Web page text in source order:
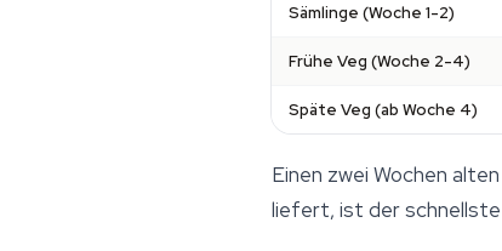
Sämlinge (Woche 1-2)
Frühe Veg (Woche 2-4)
Späte Veg (ab Woche 4)
Einen zwei Wochen
liefert, ist der schnellste